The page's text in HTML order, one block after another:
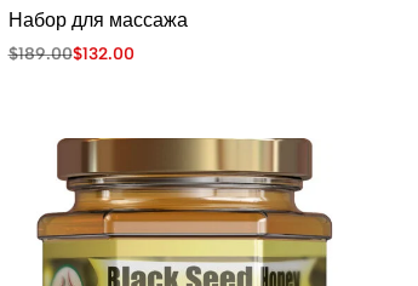
Набор для массажа
$189.00$132.00